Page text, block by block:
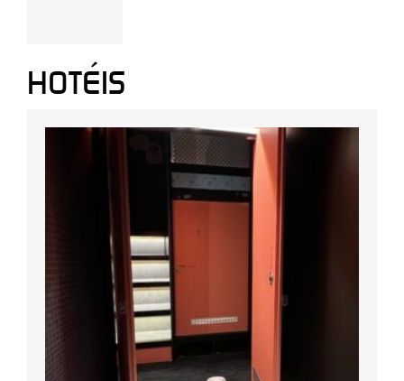
HOTÉIS